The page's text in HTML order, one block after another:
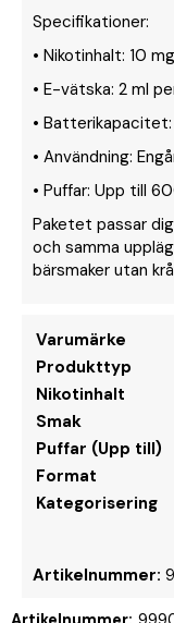
Specifikationer:
• Nikotinhalt: 10
• E-vätska: 2 ml
•
• Användning:
• Puffar: Upp till
Paketet passar
och samma
bärsmaker utan
Varumärke
Produkttyp
Nikotinhalt
Smak
Puffar (Upp till)
Format
Kategorisering
Artikelnummer: